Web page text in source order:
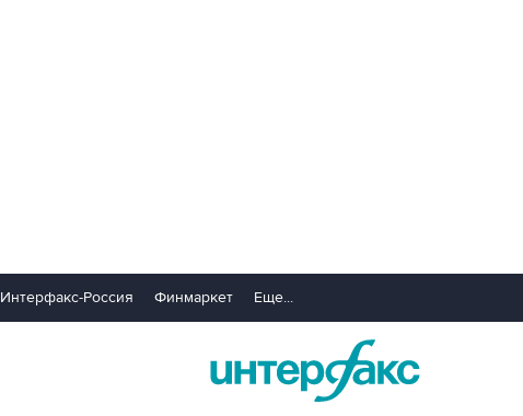
Интерфакс-Россия Финмаркет Еще...